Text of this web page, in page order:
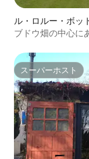
ル・ロルー・ボッ
ブドウ畑の中心に
スーパーホスト
スーパーホスト